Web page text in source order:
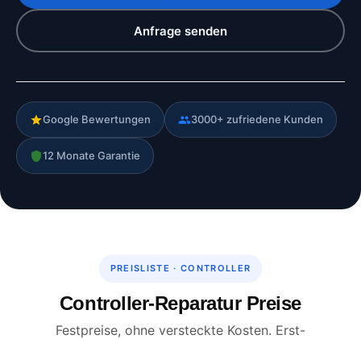
Anfrage senden
Google Bewertungen 3000+ zufriedene Kunden
12 Monate Garantie
PREISLISTE · CONTROLLER
Controller-Reparatur Preise
Festpreise, ohne versteckte Kosten. Erst-